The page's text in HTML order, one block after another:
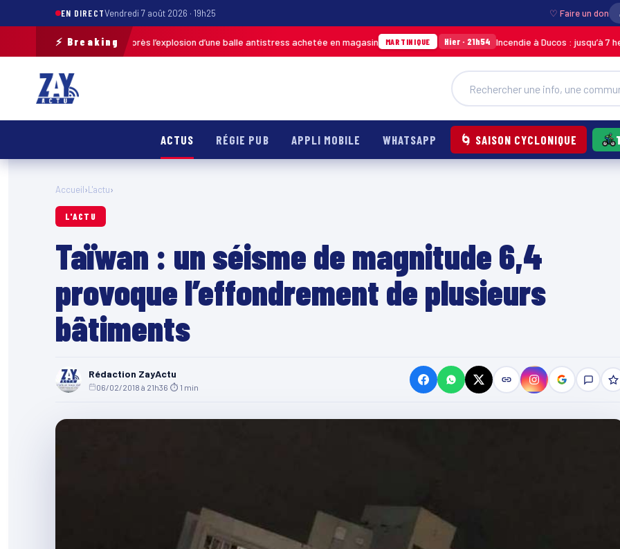
EN DIRECTVendredi 7 août 2026 · 19h25 ♡ Faire un don
⚡ Breaking
brûlé après l’explosion d’une balle antistress achetée en magasin MARTINIQUE Hier · 21h54 Incendie à Ducos : jusqu’à 7 hectares
ACTUS RÉGIE PUB APPLI MOBILE WHATSAPP 🌀 SAISON CYCLONIQUE
Accueil›L'actu›
L'ACTU
Taïwan : un séisme de magnitude 6,4
provoque l’effondrement de plusieurs
bâtiments
Rédaction ZayActu
06/02/2018 à 21h36 ⏱ 1 min